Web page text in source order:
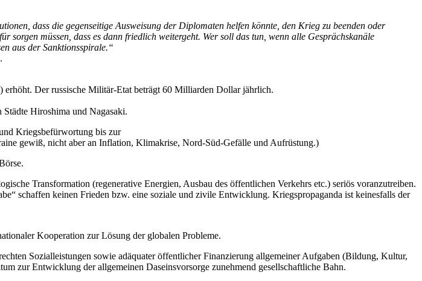
dass die gegenseitige Ausweisung der Diplomaten helfen könnte, den Krieg zu beenden oder
müssen, dass es dann friedlich weitergeht. Wer soll das tun, wenn alle Gesprächskanäle
aus der Sanktionsspirale.“
Der russische Militär-Etat beträgt 60 Milliarden Dollar jährlich.
Hiroshima und Nagasaki.
Kriegsbefürwortung bis zur
gewiß, nicht aber an Inflation, Klimakrise, Nord-Süd-Gefälle und Aufrüstung.)
Transformation (regenerative Energien, Ausbau des öffentlichen Verkehrs etc.) seriös voranzutreiben.
schaffen keinen Frieden bzw. eine soziale und zivile Entwicklung. Kriegspropaganda ist keinesfalls der
Kooperation zur Lösung der globalen Probleme.
Sozialleistungen sowie adäquater öffentlicher Finanzierung allgemeiner Aufgaben (Bildung, Kultur,
zur Entwicklung der allgemeinen Daseinsvorsorge zunehmend gesellschaftliche Bahn.